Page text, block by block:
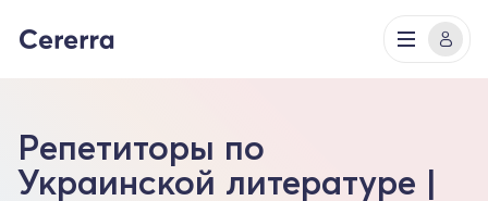
Репетиторы по
Украинской литературе |